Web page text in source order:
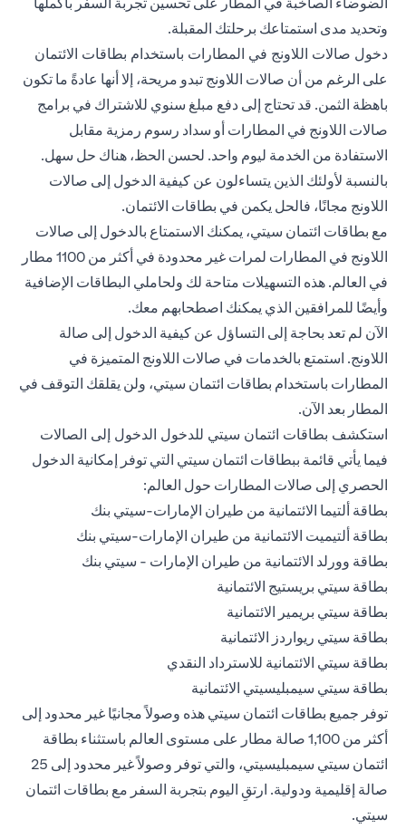
وتحديد مدى استمتاعك برحلتك المقبلة.
دخول صالات اللاونج في المطارات باستخدام بطاقات الائتمان
على الرغم من أن صالات اللاونج تبدو مريحة، إلا أنها عادةً ما تكون
باهظة الثمن. قد تحتاج إلى دفع مبلغ سنوي للاشتراك في برامج
صالات اللاونج في المطارات أو سداد رسوم رمزية مقابل
الاستفادة من الخدمة ليوم واحد. لحسن الحظ، هناك حل سهل.
بالنسبة لأولئك الذين يتساءلون عن كيفية الدخول إلى صالات
اللاونج مجانًا، فالحل يكمن في بطاقات الائتمان.
مع بطاقات ائتمان سيتي، يمكنك الاستمتاع بالدخول إلى صالات
اللاونج في المطارات لمرات غير محدودة في أكثر من 1100 مطار
في العالم. هذه التسهيلات متاحة لك ولحاملي البطاقات الإضافية
وأيضًا للمرافقين الذي يمكنك اصطحابهم معك.
الآن لم تعد بحاجة إلى التساؤل عن كيفية الدخول إلى صالة
اللاونج. استمتع بالخدمات في صالات اللاونج المتميزة في
المطارات باستخدام بطاقات ائتمان سيتي، ولن يقلقك التوقف في
المطار بعد الآن.
استكشف بطاقات ائتمان سيتي للدخول الدخول إلى الصالات
فيما يأتي قائمة ببطاقات ائتمان سيتي التي توفر إمكانية الدخول
الحصري إلى صالات المطارات حول العالم:
بطاقة ألتيما الائتمانية من طيران الإمارات-سيتي بنك
بطاقة ألتيميت الائتمانية من طيران الإمارات-سيتي بنك
بطاقة وورلد الائتمانية من طيران الإمارات - سيتي بنك
بطاقة سيتي بريستيج الائتمانية
بطاقة سيتي بريمير الائتمانية
بطاقة سيتي ريواردز الائتمانية
بطاقة سيتي الائتمانية للاسترداد النقدي
بطاقة سيتي سيمبليسيتي الائتمانية
توفر جميع بطاقات ائتمان سيتي هذه وصولاً مجانيًا غير محدود إلى
أكثر من 1,100 صالة مطار على مستوى العالم باستثناء بطاقة
ائتمان سيتي سيمبليسيتي، والتي توفر وصولاً غير محدود إلى 25
صالة إقليمية ودولية. ارتقِ اليوم بتجربة السفر مع بطاقات ائتمان
سيتي.